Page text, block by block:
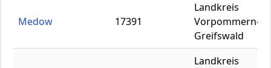
Medow 17391
Landkreis
Vorpommern-
Greifswald
Landkreis